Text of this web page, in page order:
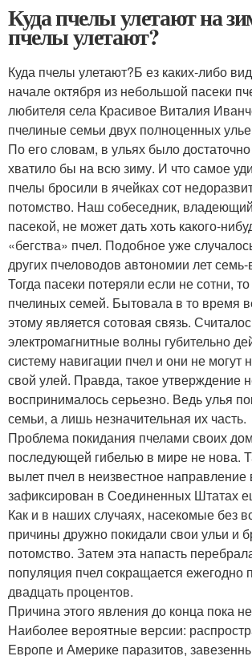
Куда пчелы улетают на
пчелы улетают?
Куда пчелы улетают?Б ез каких-либо
начале октября из небольшой пасеки
любителя села Красивое Виталия
пчелиные семьи двух полноценных
По его словам, в ульях было
хватило бы на всю зиму. И что самое
пчелы бросили в ячейках сот
потомство. Наш собеседник,
пасекой, не может дать хоть какого-
«бегства» пчел. Подобное уже
других пчеловодов автономии лет
Тогда пасеки потеряли если не сотни,
пчелиных семей. Бытовала в то время
этому является сотовая связь.
электромагнитные волны губительно
систему навигации пчел и они не могут
свой улей. Правда, такое утверждение
воспринималось серьезно. Ведь улья
семьи, а лишь незначительная их часть.
Проблема покидания пчелами своих
последующей гибелью в мире не нова.
вылет пчел в неизвестное
зафиксирован в Соединенных Штатах
Как и в наших случаях, насекомые без
причины дружно покидали свои ульи и
потомство. Затем эта напасть
популяция пчел сокращается ежегодно
двадцать процентов.
Причина этого явления до конца пока
Наиболее вероятные версии:
Европе и Америке паразитов,